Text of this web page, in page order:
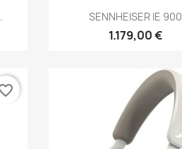
Anteprima
SENNHEISER IE 900
1.179,00 €